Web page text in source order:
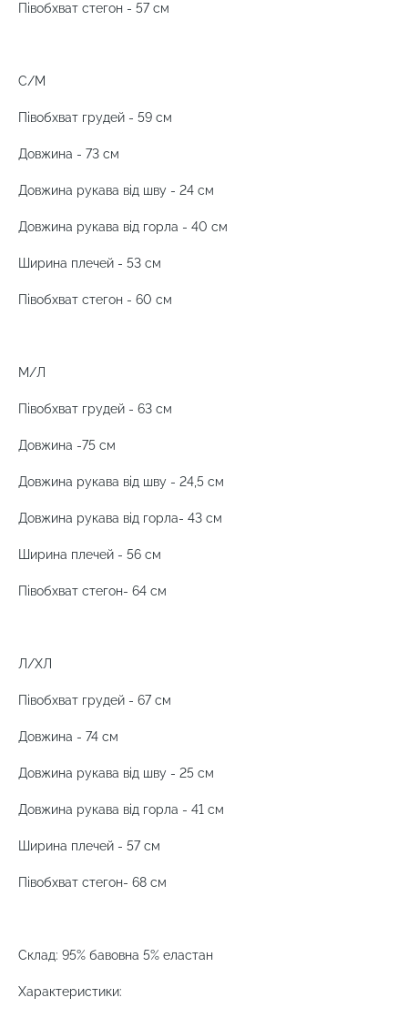
Півобхват стегон - 57 см
С/М
Півобхват грудей - 59 см
Довжина - 73 см
Довжина рукава від шву - 24 см
Довжина рукава від горла - 40 см
Ширина плечей - 53 см
Півобхват стегон - 60 см
М/Л
Півобхват грудей - 63 см
Довжина -75 см
Довжина рукава від шву - 24,5 см
Довжина рукава від горла- 43 см
Ширина плечей - 56 см
Півобхват стегон- 64 см
Л/ХЛ
Півобхват грудей - 67 см
Довжина - 74 см
Довжина рукава від шву - 25 см
Довжина рукава від горла - 41 см
Ширина плечей - 57 см
Півобхват стегон- 68 см
Склад: 95% бавовна 5% еластан
Характеристики: